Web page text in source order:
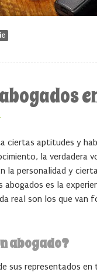
ciertas aptitudes y
la verdadera
la personalidad y
es la
real son los que van
abogado?
sus representados